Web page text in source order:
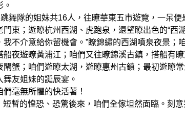
隊的姐妹共16人，往瞭華東五市遊覽，一呆便
東；遊瞭杭州西湖、虎跑泉，還望瞭出色的“西
不介意給你留機會。”瞭錦繡的西湖噴泉夜景；
夜遊瞭黃浦江；咱們又往瞭錦溪古鎮，搭船有
蟹；咱們遊瞭太湖，遊瞭惠州古鎮；最初遊瞭
友姐妹的誕辰宴。
毫無所懼的快活著！
的惶恐、恐驚後來，咱們全傢坦然面臨。刻意